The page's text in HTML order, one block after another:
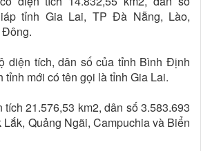
tỉnh Gia Lai, TP Đà Nẵng, Lào,
diện tích, dân số của tỉnh Bình Định
tỉnh mới có tên gọi là tỉnh Gia Lai.
21.576,53 km2, dân số 3.583.693
Quảng Ngãi, Campuchia và Biển